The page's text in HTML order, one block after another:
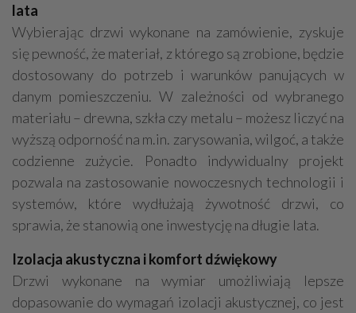
lata
Wybierając drzwi wykonane na zamówienie, zyskuje
się pewność, że materiał, z którego są zrobione, będzie
dostosowany do potrzeb i warunków panujących w
danym pomieszczeniu. W zależności od wybranego
materiału – drewna, szkła czy metalu – możesz liczyć na
wyższą odporność na m.in. zarysowania, wilgoć, a także
codzienne zużycie. Ponadto indywidualny projekt
pozwala na zastosowanie nowoczesnych technologii i
systemów, które wydłużają żywotność drzwi, co
sprawia, że stanowią one inwestycję na długie lata.
Izolacja akustyczna i komfort dźwiękowy
Drzwi wykonane na wymiar umożliwiają lepsze
dopasowanie do wymagań izolacji akustycznej, co jest